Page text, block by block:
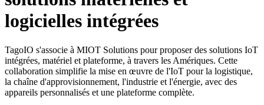
logicielles intégrées
TagoIO s'associe à MIOT Solutions pour proposer des solutions IoT
intégrées, matériel et plateforme, à travers les Amériques. Cette
collaboration simplifie la mise en œuvre de l'IoT pour la logistique,
la chaîne d'approvisionnement, l'industrie et l'énergie, avec des
appareils personnalisés et une plateforme complète.